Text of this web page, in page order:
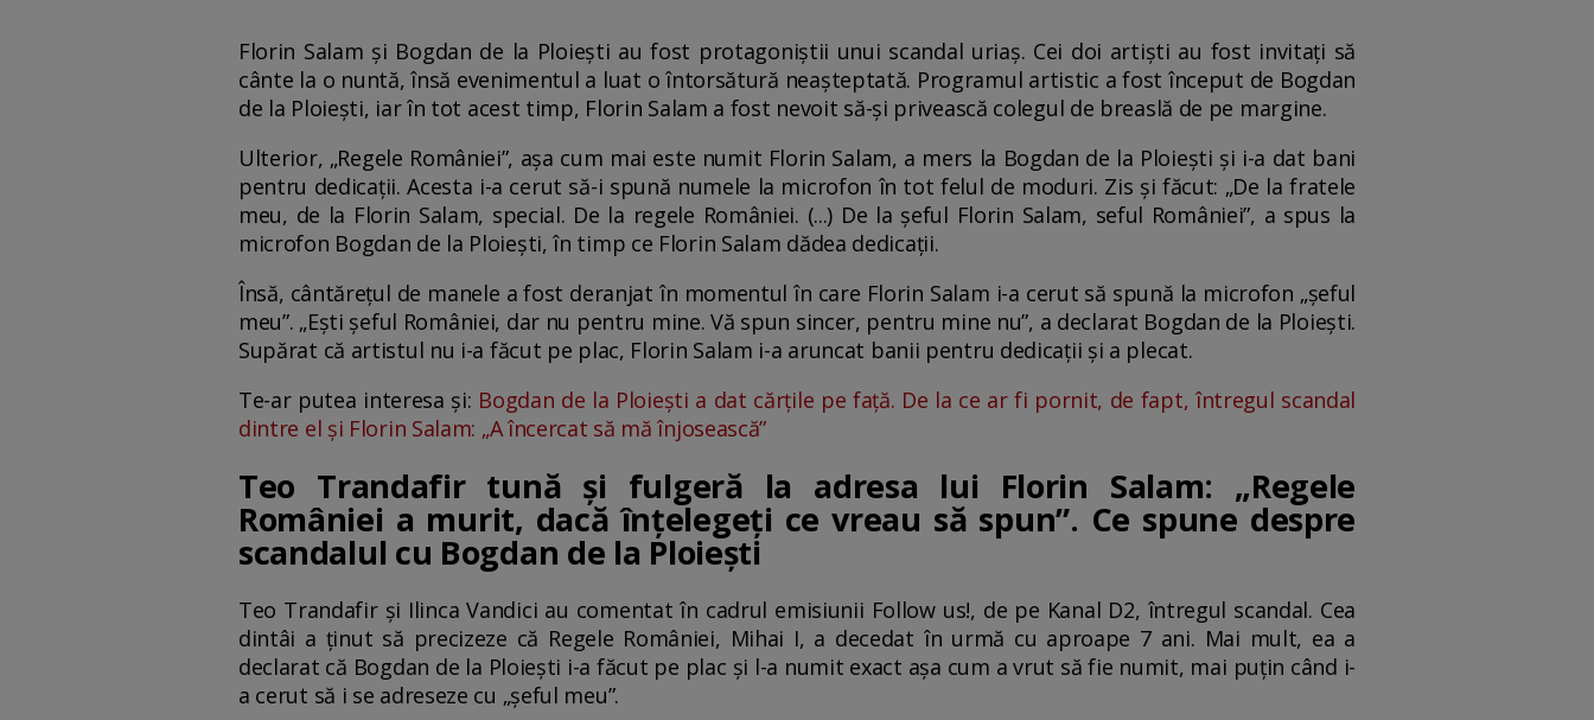
Florin Salam și Bogdan de la Ploiești au fost protagoniștii unui scandal uriaș. Cei doi artiști au fost invitați să
cânte la o nuntă, însă evenimentul a luat o întorsătură neașteptată. Programul artistic a fost început de Bogdan
de la Ploiești, iar în tot acest timp, Florin Salam a fost nevoit să-și privească colegul de breaslă de pe margine.
Ulterior, „Regele României”, așa cum mai este numit Florin Salam, a mers la Bogdan de la Ploiești și i-a dat bani
pentru dedicații. Acesta i-a cerut să-i spună numele la microfon în tot felul de moduri. Zis și făcut: „De la fratele
meu, de la Florin Salam, special. De la regele României. (...) De la șeful Florin Salam, seful României”, a spus la
microfon Bogdan de la Ploiești, în timp ce Florin Salam dădea dedicații.
Însă, cântărețul de manele a fost deranjat în momentul în care Florin Salam i-a cerut să spună la microfon „șeful
meu”. „Ești șeful României, dar nu pentru mine. Vă spun sincer, pentru mine nu”, a declarat Bogdan de la Ploiești.
Supărat că artistul nu i-a făcut pe plac, Florin Salam i-a aruncat banii pentru dedicații și a plecat.
Te-ar putea interesa și: Bogdan de la Ploiești a dat cărțile pe față. De la ce ar fi pornit, de fapt, întregul scandal
dintre el și Florin Salam: „A încercat să mă înjosească”
Teo Trandafir tună și fulgeră la adresa lui Florin Salam: „Regele
României a murit, dacă înțelegeți ce vreau să spun”. Ce spune despre
scandalul cu Bogdan de la Ploiești
Teo Trandafir și Ilinca Vandici au comentat în cadrul emisiunii Follow us!, de pe Kanal D2, întregul scandal. Cea
dintâi a ținut să precizeze că Regele României, Mihai I, a decedat în urmă cu aproape 7 ani. Mai mult, ea a
declarat că Bogdan de la Ploiești i-a făcut pe plac și l-a numit exact așa cum a vrut să fie numit, mai puțin când i-
a cerut să i se adreseze cu „șeful meu”.